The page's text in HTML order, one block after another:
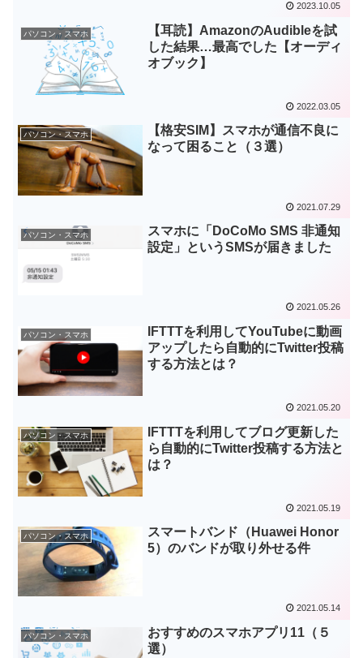
2023.10.05
パソコン・スマホ
【耳読】AmazonのAudibleを試
した結果…最高でした【オーディ
オブック】
2022.03.05
パソコン・スマホ
【格安SIM】スマホが通信不良に
なって困ること（３選）
2021.07.29
パソコン・スマホ
スマホに「DoCoMo SMS 非通知
設定」というSMSが届きました
2021.05.26
パソコン・スマホ
IFTTTを利用してYouTubeに動画
アップしたら自動的にTwitter投稿
する方法とは？
2021.05.20
パソコン・スマホ
IFTTTを利用してブログ更新した
ら自動的にTwitter投稿する方法と
は？
2021.05.19
パソコン・スマホ
スマートバンド（Huawei Honor
5）のバンドが取り外せる件
2021.05.14
パソコン・スマホ
おすすめのスマホアプリ11（５
選）